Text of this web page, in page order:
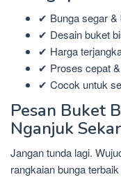
✔ Bunga segar &
✔ Desain buket
✔ Harga
✔ Proses cepat
✔ Cocok untuk
Pesan Buket
Nganjuk
Jangan tunda lagi.
rangkaian bunga